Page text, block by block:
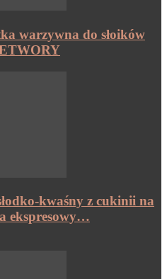
warzywna do słoików
kwaśny z cukinii na
ekspresowy…